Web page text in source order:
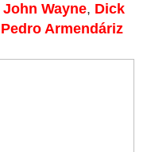
John Wayne, Dick
Pedro Armendáriz